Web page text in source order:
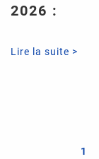
2026 :
Lire la suite >
1